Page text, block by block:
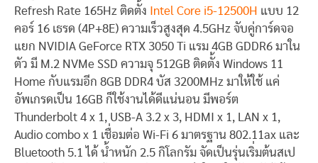
Refresh Rate 165Hz ติดตั้ง
Intel Core i5-12500H แบบ 12
คอร์ 16 เธรด (4P+8E) ความเร็วสูงสุด 4.5GHz จับคู่การ์ดจอ
แยก NVIDIA GeForce RTX 3050 Ti แรม 4GB GDDR6 มาใน
ตัว มี M.2 NVMe SSD ความจุ 512GB ติดตั้ง Windows 11
Home กับแรมอีก 8GB DDR4 บัส 3200MHz มาให้ใช้ แค่
อัพเกรดเป็น 16GB ก็ใช้งานได้ดีแน่นอน มีพอร์ต
Thunderbolt 4 x 1, USB-A 3.2 x 3, HDMI x 1, LAN x 1,
Audio combo x 1 เชื่อมต่อ Wi-Fi 6 มาตรฐาน 802.11ax และ
Bluetooth 5.1 ได้ น้ำหนัก 2.5 กิโลกรัม จัดเป็นรุ่นเริ่มต้นสเป